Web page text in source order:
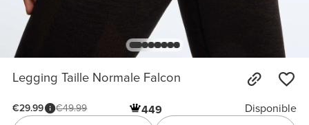
Legging Taille Normale Falcon
€29.99 €49.99 449
Disponible